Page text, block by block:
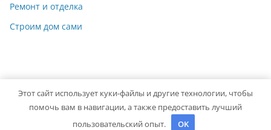
Ремонт и отделка
Строим дом сами
Copyright © 2026 Идеальный ремонт. Powered byColorMag
Этот сайт использует куки-файлы и другие технологии, чтобы
помочь вам в навигации, а также предоставить лучший
пользовательский опыт.
OK